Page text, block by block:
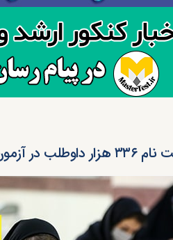
داوطلب در آزمون کارشناسی ارشد ۱۴۰۱